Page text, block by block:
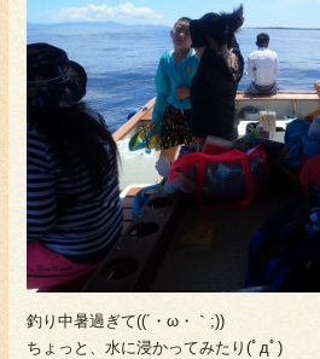
釣り中暑過ぎて((´・ω・｀;))
ちょっと、水に浸かってみたり(ﾟдﾟ)